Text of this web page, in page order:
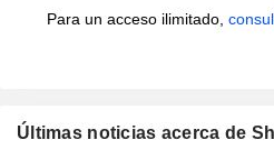
Para un acceso ilimitado,
Últimas noticias acerca de